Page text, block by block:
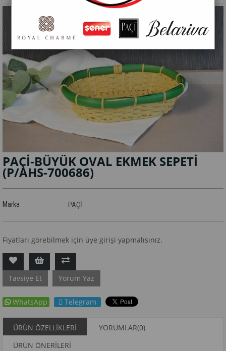
PAÇİ-BÜYÜK OVAL EKMEK SEPETİ
(P/AHS-700686)
Marka PAÇİ
Fiyatları görebilmek için üye girişi yapmalısınız.
Tavsiye Et Yorum Yaz
WhatsApp Telegram
ÜRÜN ÖZELLIKLERI YORUMLAR(0)
ÜRÜN ÖNERILERI